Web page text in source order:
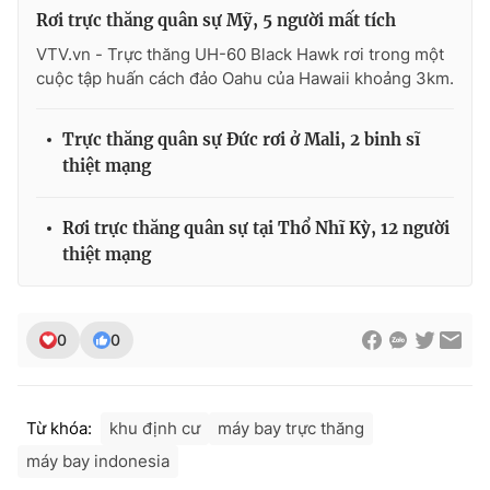
Giấy phép hoạt động báo in và báo điện tử số 483/GP-BTTTT
Phó Tổng Biên tập: Nguyễn Thị Mỹ Hạnh, Phạm Quốc Thắng,
Nguyễn Trọng Ninh
Tổng đài VTV:024.38 355 931 - 024.38 355 932
Rơi trực thăng quân sự Mỹ, 5 người mất tích
VTV.vn - Trực thăng UH-60 Black Hawk rơi trong một
cuộc tập huấn cách đảo Oahu của Hawaii khoảng 3km.
Trực thăng quân sự Đức rơi ở Mali, 2 binh sĩ
thiệt mạng
Rơi trực thăng quân sự tại Thổ Nhĩ Kỳ, 12 người
thiệt mạng
0 0
Từ khóa: khu định cư
máy bay trực thăng
máy bay indonesia